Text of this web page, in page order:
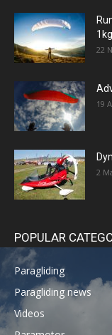
22
19
2
POPULAR
Paragliding
Paragliding news
Videos